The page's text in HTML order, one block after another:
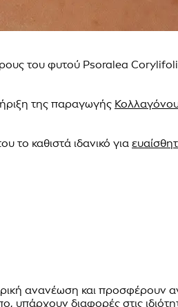
του φυτού Psoralea
της παραγωγής
το καθιστά ιδανικό για
ανανέωση και προσφέρουν
υπάρχουν διαφορές στις